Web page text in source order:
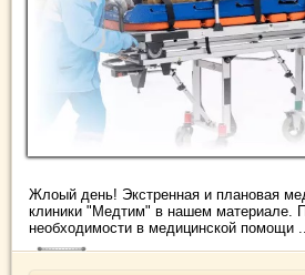
Жлоый день! Экстренная и плановая
клиники "Медтим" в нашем материале.
необходимости в медицинской помощи